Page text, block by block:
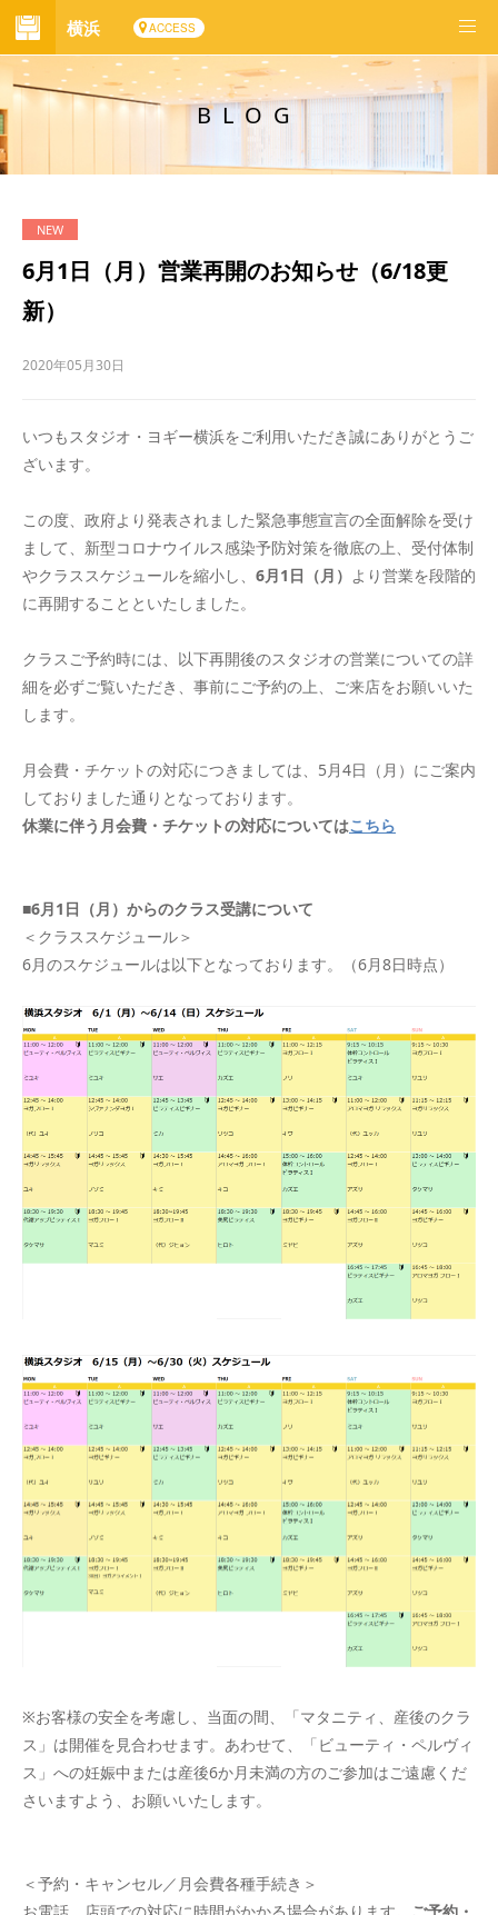
横浜 ACCESS
BLOG
6月1日（月）営業再開のお知らせ（6/18更
新）
2020年05月30日
いつもスタジオ・ヨギー横浜をご利用いただき誠にありがとうご
ざいます。
この度、政府より発表されました緊急事態宣言の全面解除を受け
まして、新型コロナウイルス感染予防対策を徹底の上、受付体制
やクラススケジュールを縮小し、 6月1日（月） より営業を段階的
に再開することといたしました。
クラスご予約時には、以下再開後のスタジオの営業についての詳
細を必ずご覧いただき、事前にご予約の上、ご来店をお願いいた
します。
月会費・チケットの対応につきましては、5月4日（月）にご案内
しておりました通りとなっております。
休業に伴う月会費・チケットの対応についてはこちら
■6月1日（月）からのクラス受講について
＜クラススケジュール＞
6月のスケジュールは以下となっております。（6月8日時点）
※お客様の安全を考慮し、当面の間、「マタニティ、産後のクラ
ス」は開催を見合わせます。あわせて、「ビューティ・ペルヴィ
ス」への妊娠中または産後6か月未満の方のご参加はご遠慮くだ
さいますよう、お願いいたします。
＜予約・キャンセル／月会費各種手続き＞